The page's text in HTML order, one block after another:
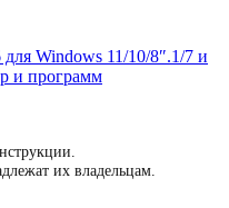
Windows 11/10/8″.1/7 и
и программ
их владельцам.